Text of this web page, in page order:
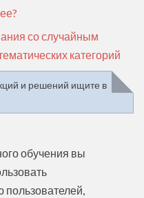
со случайным
категорий
и решений ищите в
обучения вы
пользователей,